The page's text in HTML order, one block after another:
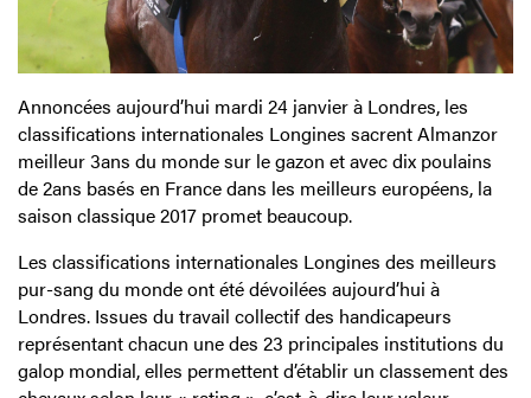
Annoncées aujourd’hui mardi 24 janvier à Londres, les
classifications internationales Longines sacrent Almanzor
meilleur 3ans du monde sur le gazon et avec dix poulains
de 2ans basés en France dans les meilleurs européens, la
saison classique 2017 promet beaucoup.
Les classifications internationales Longines des meilleurs
pur-sang du monde ont été dévoilées aujourd’hui à
Londres. Issues du travail collectif des handicapeurs
représentant chacun une des 23 principales institutions du
galop mondial, elles permettent d’établir un classement des